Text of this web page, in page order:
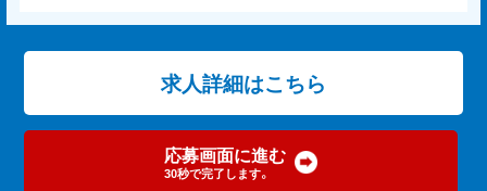
求人詳細はこちら
応募画面に進む
30秒で完了します。